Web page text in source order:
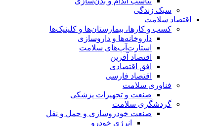
سبک زندگی
اقتصاد سلامت
کسب و کارها، بیمارستان‌ها و کلینیک‌ها
داروخانه‌ها و داروسازی
استارت‌آپ‌های سلامت
اقتصاد آفرین
افق اقتصادی
اقتصاد فارسی
فناوری سلامت
صنعت و تجهیزات پزشکی
گردشگری سلامت
صنعت خودروسازی و حمل و نقل
انرژی خودرو